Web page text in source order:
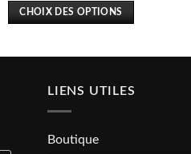
CHOIX DES OPTIONS
plusieurs
options
LIENS UTILES
Boutique